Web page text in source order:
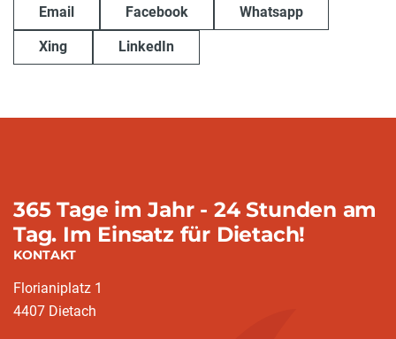
Email Facebook Whatsapp
Xing LinkedIn
365 Tage im Jahr - 24 Stunden am
Tag. Im Einsatz für Dietach!
KONTAKT
Florianiplatz 1
4407 Dietach